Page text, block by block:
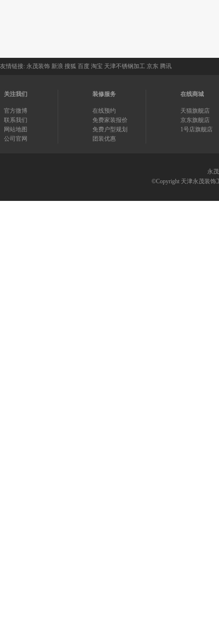
友情链接: 永茂装饰 新浪 搜狐 百度 淘宝 天津不锈钢加工 京东 腾讯
关注我们
官方微博
联系我们
网站地图
公司官网
装修服务
在线预约
免费家装报价
免费户型规划
团装优惠
在线商城
天猫旗舰店
京东旗舰店
1号店旗舰店
永
©Copyright 天津永茂装